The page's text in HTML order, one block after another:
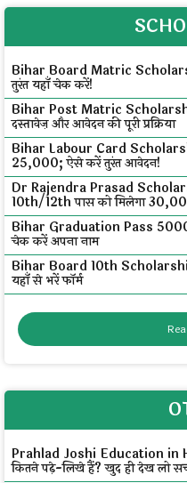
Bihar Board Matric
तुरंत यहाँ चेक करें!
Bihar Post Matric
दस्तावेज़ और आवेदन की पूरी प्रक्रिया
Bihar Labour Card
₹25,000; ऐसे करें तुरंत आवेदन!
Dr Rajendra Prasad
10th/12th पास को मिलेगा
Bihar Graduation Pass
चेक करें अपना नाम
Bihar Board 10th
यहाँ से भरें फॉर्म
Prahlad Joshi Education in
कितने पढ़े-लिखे हैं? खुद ही देख लो